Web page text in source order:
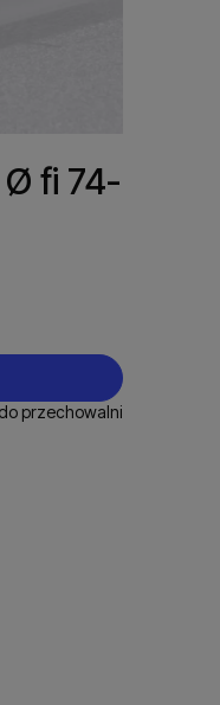
Ø fi 74-
przechowalni